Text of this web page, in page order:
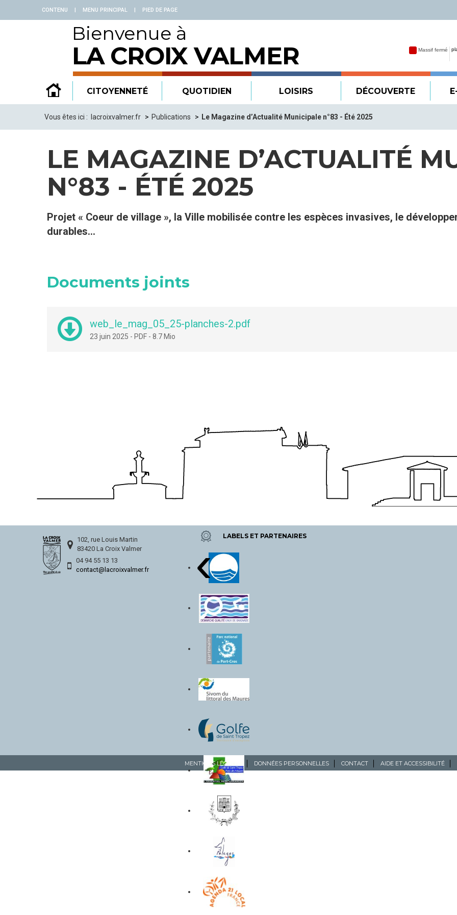
CONTENU | MENU PRINCIPAL | PIED DE PAGE
Bienvenue à
LA CROIX VALMER
CITOYENNETÉ QUOTIDIEN LOISIRS DÉCOUVERTE
Vous êtes ici : lacroixvalmer.fr Publications Le Magazine d’Actualité Municipale n°83 - Été 2025
LE MAGAZINE D’ACTUALITÉ
N°83 - ÉTÉ 2025
Projet « Coeur de village », la Ville mobilisée contre les espèces invasives, le
durables...
Documents joints
web_le_mag_05_25-planches-2.pdf
23 juin 2025 - PDF -8.7 Mio
102, rue Louis Martin
83420 La Croix Valmer
04 94 55 13 13
contact@lacroixvalmer.fr
LABELS ET PARTENAIRES
‹
MENTIONS LÉGALES DONNÉES PERSONNELLES CONTACT AIDE ET ACCESSIBILITÉ